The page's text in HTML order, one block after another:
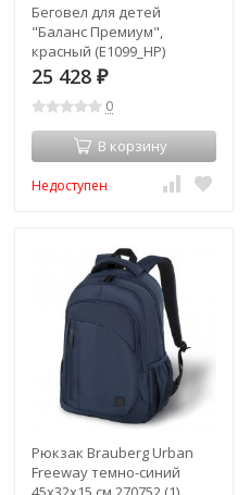
Беговел для детей
"Баланс Премиум",
красный (E1099_HP)
25 428 ₽
0
В корзину
Недоступен
Рюкзак Brauberg Urban
Freeway темно-синий